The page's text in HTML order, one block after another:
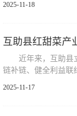
2025-11-18
互助县红甜菜产
近年来，互助县
链补链、健全利益联
2025-11-17